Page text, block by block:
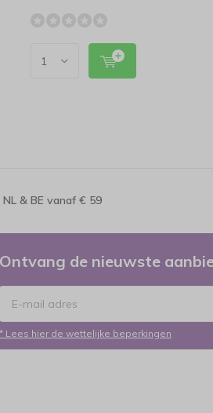
& BE vanaf € 59
Ontvang de nieuwste
* Lees hier de wettelijke beperkingen